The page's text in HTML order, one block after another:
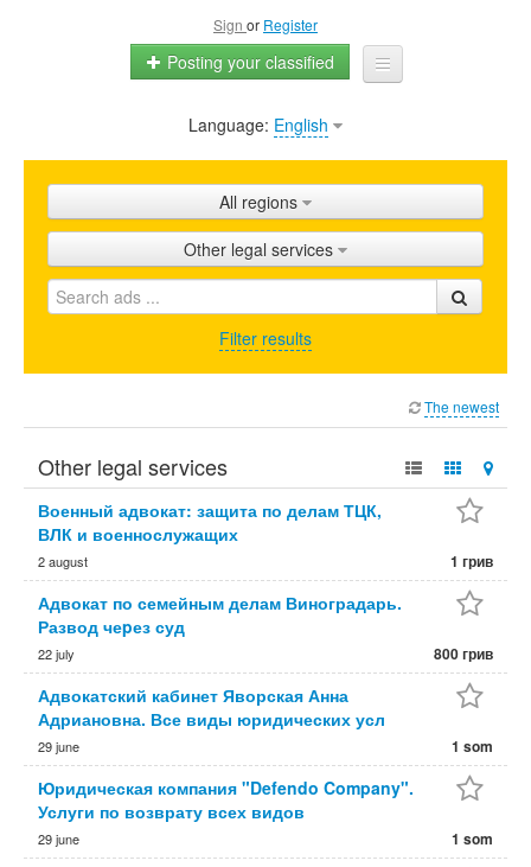
Sign or Register
Posting your classified
Home
Shops
Promotion
FAQ
Language: English
All regions
Other legal services
Filter results
The newest
Other legal services
Военный адвокат: защита по делам ТЦК,
ВЛК и военнослужащих
2 august 1 грив
Адвокат по семейным делам Виноградарь.
Развод чеpез суд
22 july 800 грив
Адвокатский кабинет Яворская Анна
Адриановна. Все виды юридических усл
29 june 1 som
Юридическая компания "Defendo Company".
Услуги по возврату всех видов
29 june 1 som